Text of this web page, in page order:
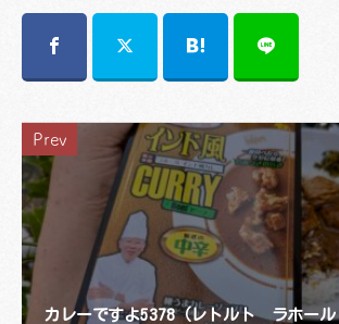
Prev
カレーですよ5378（レトルト ラホー